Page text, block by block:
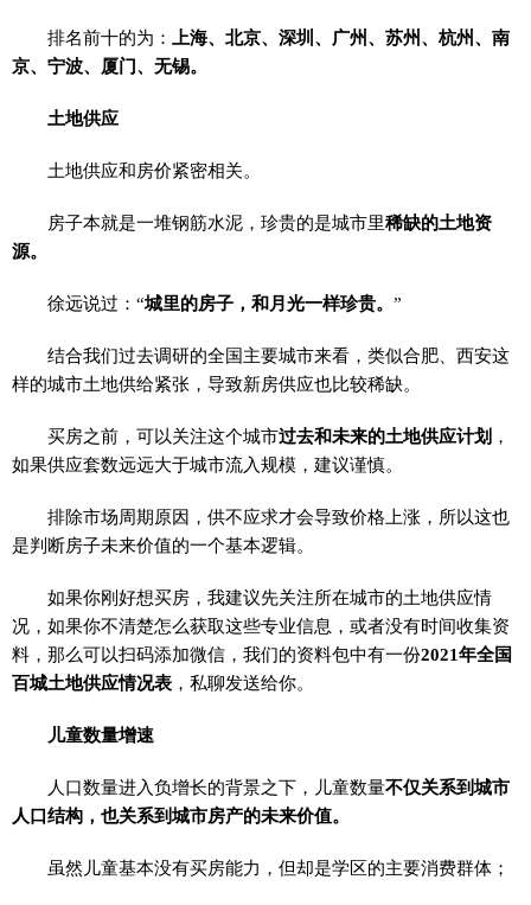
排名前十的为：
上海、北京、深圳、广州、苏州、杭州、南
京、宁波、厦门、无锡。
土地供应
土地供应和房价紧密相关。
房子本就是一堆钢筋水泥，珍贵的是城市里稀缺的土地资
源。
徐远说过：“城里的房子，和月光一样珍贵。”
结合我们过去调研的全国主要城市来看，类似合肥、西安这
样的城市土地供给紧张，导致新房供应也比较稀缺。
买房之前，可以关注这个城市过去和未来的土地供应计划 ，
如果供应套数远远大于城市流入规模，建议谨慎。
排除市场周期原因，供不应求才会导致价格上涨，所以这也
是判断房子未来价值的一个基本逻辑。
如果你刚好想买房，我建议先关注所在城市的土地供应情
况，如果你不清楚怎么获取这些专业信息，或者没有时间收集资
料，那么可以扫码添加微信，我们的资料包中有一份2021年全国
百城土地供应情况表 ，私聊发送给你。
儿童数量增速
人口数量进入负增长的背景之下，儿童数量不仅关系到城市
人口结构，也关系到城市房产的未来价值。
虽然儿童基本没有买房能力，但却是学区的主要消费群体；